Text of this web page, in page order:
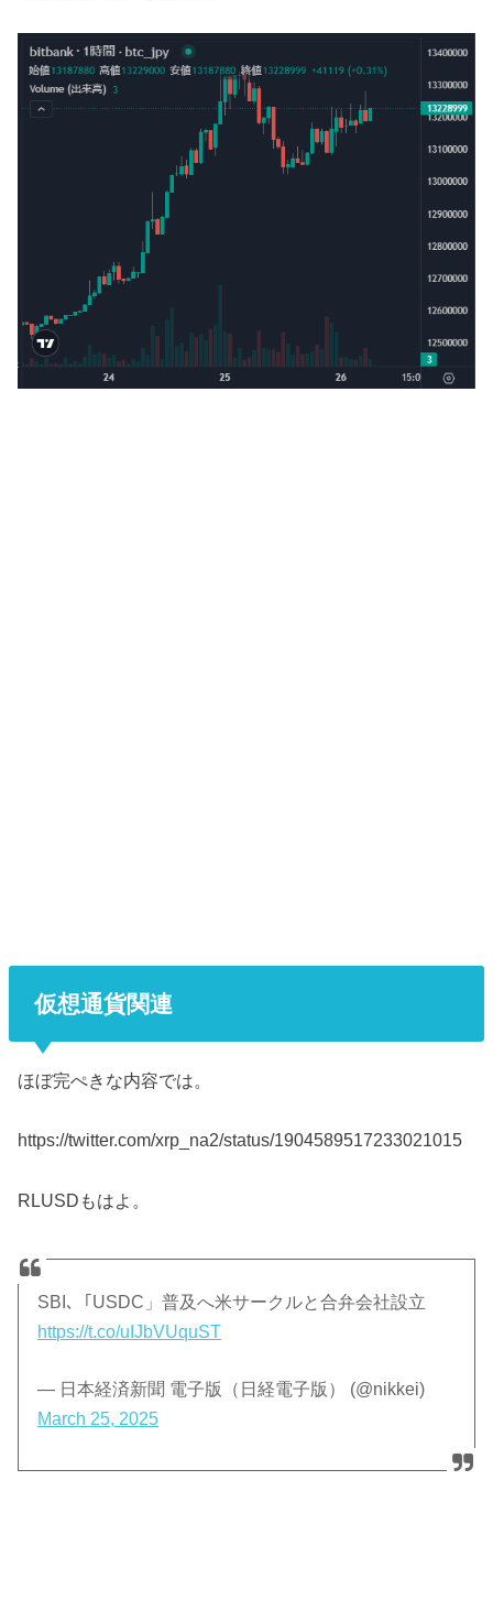
仮想通貨関連
ほぼ完ぺきな内容では。
https://twitter.com/xrp_na2/status/1904589517233021015
RLUSDもはよ。
SBI､「USDC」普及へ米サークルと合弁会社設立
https://t.co/uIJbVUquST
— 日本経済新聞 電子版（日経電子版） (@nikkei)
March 25, 2025